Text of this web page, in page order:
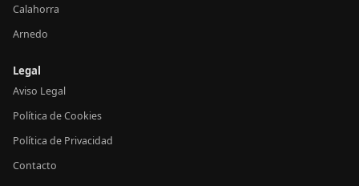
Calahorra
Arnedo
Legal
Aviso Legal
Política de Cookies
Política de Privacidad
Contacto